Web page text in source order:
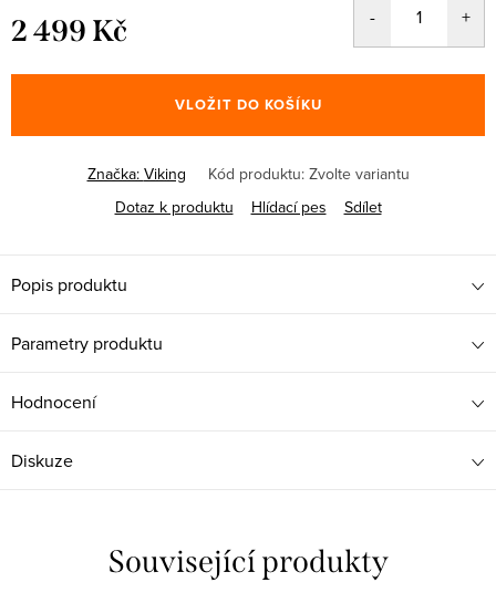
2 499 Kč
cena:
VLOŽIT DO KOŠÍKU
Značka: Viking Kód produktu: Zvolte variantu
Dotaz k produktu
Hlídací pes Sdílet
Popis produktu
Parametry produktu
Hodnocení
Diskuze
Související produkty